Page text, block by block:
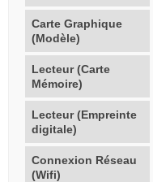
Carte Graphique
(Modèle)
Lecteur (Carte
Mémoire)
Lecteur (Empreinte
digitale)
Connexion Réseau
(Wifi)